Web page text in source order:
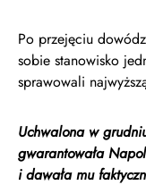
Po przejęciu
sobie stanowisko
sprawowali
Uchwalona w
gwarantowała
i dawała mu